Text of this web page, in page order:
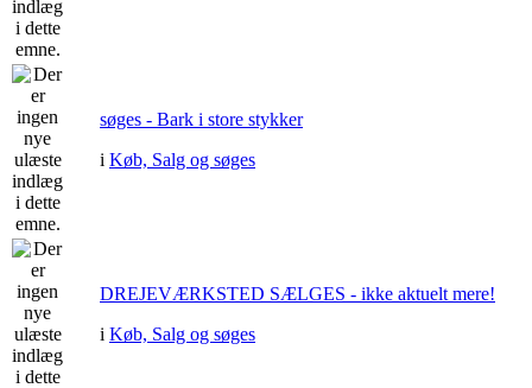
søges - Bark i store stykker
i Køb, Salg og søges
DREJEVÆRKSTED SÆLGES - ikke aktuelt mere!
i Køb, Salg og søges